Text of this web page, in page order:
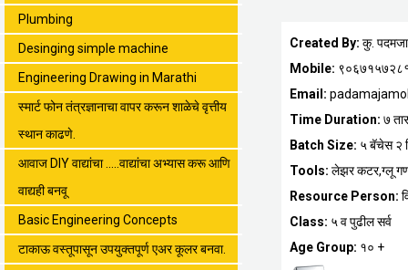
Plumbing
Desinging simple machine
Engineering Drawing in Marathi
स्मार्ट फोन तंत्रज्ञानाचा वापर करून शाळेचे वृत्तीय
स्थान काढणे.
आवाज DIY वाद्यांचा .....वाद्यांचा अभ्यास करू आणि
वाद्यही बनवू
Basic Engineering Concepts
टाकाऊ वस्तूपासून उपयुक्तपूर्ण एअर कूलर बनवा.
Created By: कु.
Mobile:
Email:
Time Duration: ७
Batch Size: ५ बॅचेस २
Tools: लेझर कटर,ग्लू
Resource Person:
Class: ५ व पुढील सर्व
Age Group: १० +